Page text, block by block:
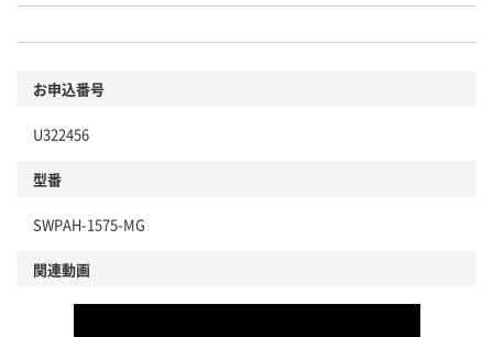
お申込番号
U322456
型番
SWPAH-1575-MG
関連動画